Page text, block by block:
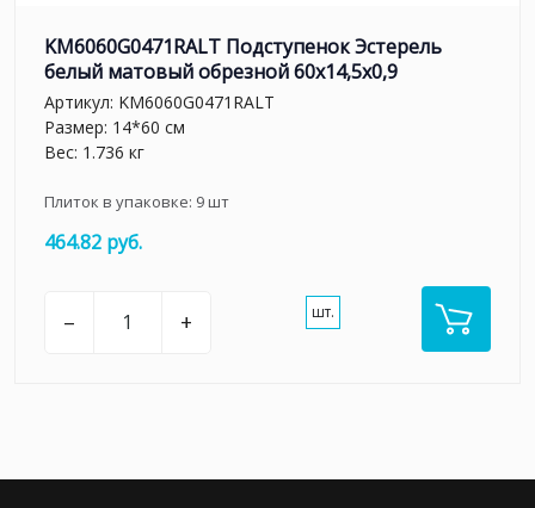
KM6060G0471RALT Подступенок Эстерель
белый матовый обрезной 60x14,5x0,9
Артикул: KM6060G0471RALT
Размер: 14*60 см
Вес: 1.736 кг
Плиток в упаковке: 9шт
464.82 руб.
– + шт.